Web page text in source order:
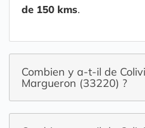
de 150 kms.
Combien y a-t-il de
Margueron (33220) ?